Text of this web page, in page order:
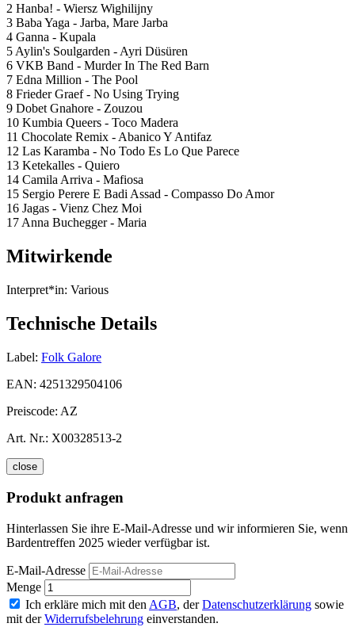
2 Hanba! - Wiersz Wighilijny
3 Baba Yaga - Jarba, Mare Jarba
4 Ganna - Kupala
5 Aylin's Soulgarden - Ayri Düsüren
6 VKB Band - Murder In The Red Barn
7 Edna Million - The Pool
8 Frieder Graef - No Using Trying
9 Dobet Gnahore - Zouzou
10 Kumbia Queers - Toco Madera
11 Chocolate Remix - Abanico Y Antifaz
12 Las Karamba - No Todo Es Lo Que Parece
13 Ketekalles - Quiero
14 Camila Arriva - Mafiosa
15 Sergio Perere E Badi Assad - Compasso Do Amor
16 Jagas - Vienz Chez Moi
17 Anna Buchegger - Maria
Mitwirkende
Interpret*in: Various
Technische Details
Label: Folk Galore
EAN: 4251329504106
Preiscode: AZ
Art. Nr.: X00328513-2
close
Produkt anfragen
Hinterlassen Sie ihre E-Mail-Adresse und wir informieren Sie, wenn
Bardentreffen 2025 wieder verfügbar ist.
E-Mail-Adresse
Menge
Ich erkläre mich mit den AGB, derDatenschutzerklärung sowie
mit derWiderrufsbelehrung einverstanden.